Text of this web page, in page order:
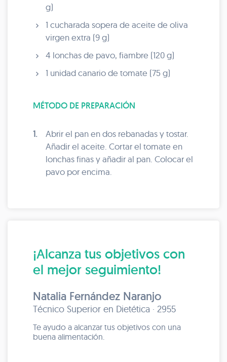
g)
1 cucharada sopera de aceite de oliva
virgen extra (9 g)
4 lonchas de pavo, fiambre (120 g)
1 unidad canario de tomate (75 g)
MÉTODO DE PREPARACIÓN
1.
Abrir el pan en dos rebanadas y tostar.
Añadir el aceite. Cortar el tomate en
lonchas finas y añadir al pan. Colocar el
pavo por encima.
¡Alcanza tus objetivos con
el mejor seguimiento!
Natalia Fernández Naranjo
Técnico Superior en Dietética · 2955
Te ayudo a alcanzar tus objetivos con una
buena alimentación.